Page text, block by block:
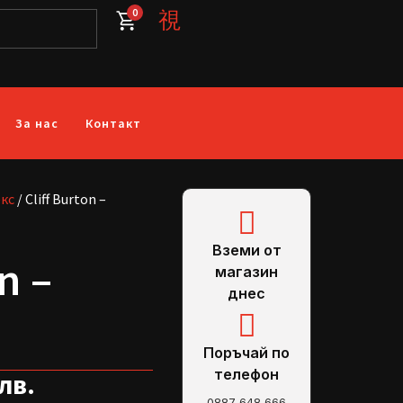
0
За нас Контакт
/ Cliff Burton –
–
Вземи от
магазин
днес
Поръчай по
телефон